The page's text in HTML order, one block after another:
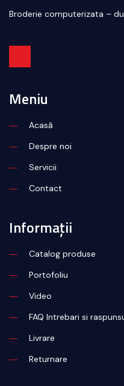
Broderie computerizata –
Meniu
Acasă
Despre noi
Servicii
Contact
Informații
Catalog produse
Portofoliu
Video
FAQ Intrebari si
Livrare
Returnare